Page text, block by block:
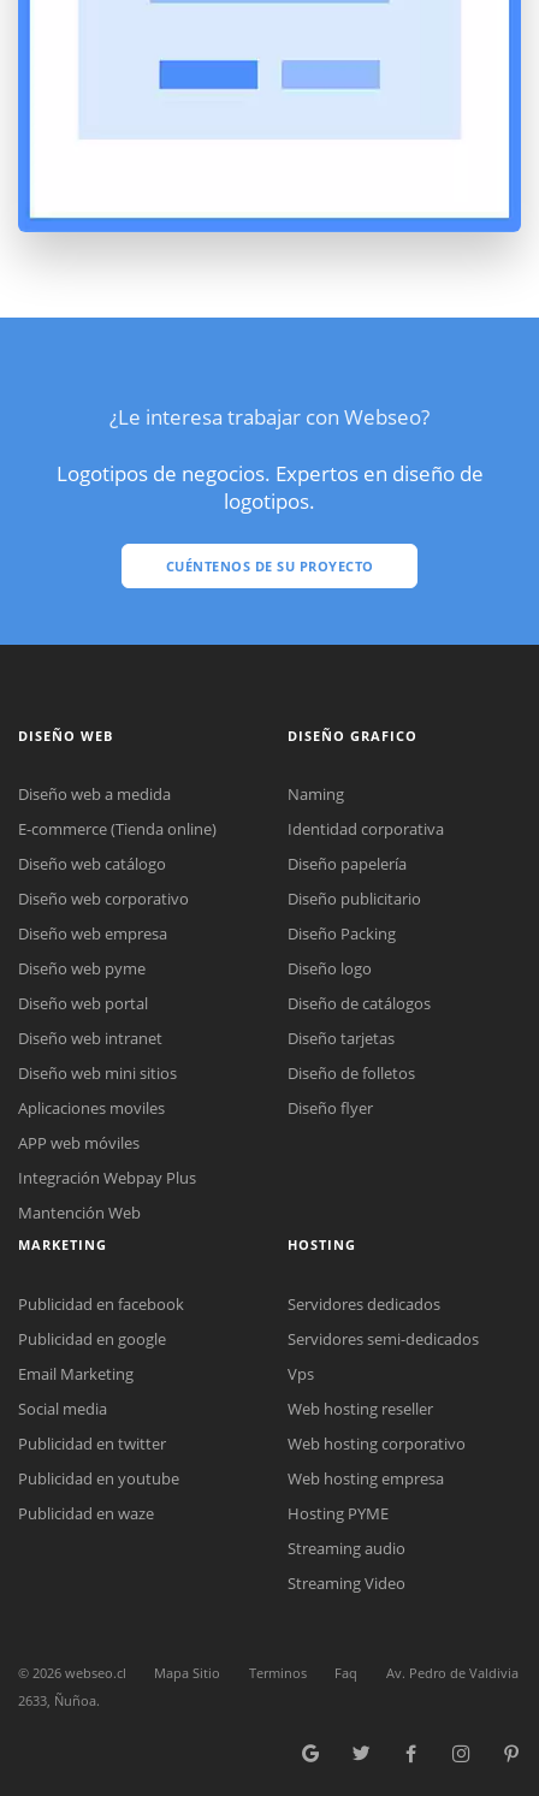
¿Le interesa trabajar con Webseo?
Logotipos de negocios. Expertos en diseño de
logotipos.
CUÉNTENOS DE SU PROYECTO
Reunión online
Nuestros ejecutivos le enviarán un correo electrónico con el enlace a
Cotización
Complete el formulario y nos contactaremos a la brevedad.
Chat Online
Todos nuestros ejecutivos están fuera de línea. Complete el formulario
para enviarnos un correo electrónico con sus datos personales.
DISEÑO WEB
Diseño web a medida
E-commerce (Tienda online)
Diseño web catálogo
Diseño web corporativo
Diseño web empresa
Diseño web pyme
Diseño web portal
Diseño web intranet
Diseño web mini sitios
Aplicaciones moviles
APP web móviles
Integración Webpay Plus
Mantención Web
DISEÑO GRAFICO
Naming
Identidad corporativa
Diseño papelería
Diseño publicitario
Diseño Packing
Diseño logo
Diseño de catálogos
Diseño tarjetas
Diseño de folletos
Diseño flyer
MARKETING
Publicidad en facebook
Publicidad en google
Email Marketing
Social media
Publicidad en twitter
Publicidad en youtube
Publicidad en waze
HOSTING
Servidores dedicados
Servidores semi-dedicados
Vps
Web hosting reseller
Web hosting corporativo
Web hosting empresa
Hosting PYME
Streaming audio
Streaming Video
© 2026 webseo.cl Mapa Sitio Terminos Faq
Av. Pedro de Valdivia
2633, Ñuñoa.